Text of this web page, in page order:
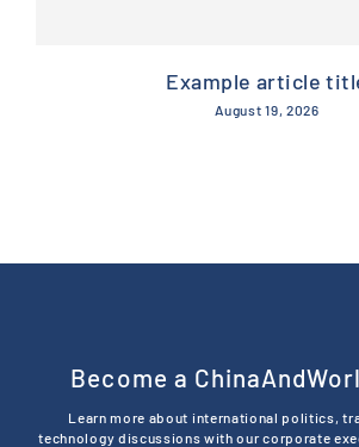
Example article
August 19, 2026
Become a
Learn more about international politics,
technology discussions with our corporate